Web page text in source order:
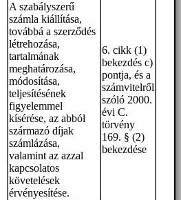
A szabályszerű
számla kiállítása,
továbbá a szerződés
létrehozása,
tartalmának
meghatározása,
módosítása,
teljesítésének
figyelemmel
kísérése, az abból
származó díjak
számlázása,
valamint az azzal
kapcsolatos
követelések
érvényesítése.
6. cikk (1)
bekezdés c)
pontja, és a
számvitelről
szóló 2000.
évi C.
törvény
169. § (2)
bekezdése